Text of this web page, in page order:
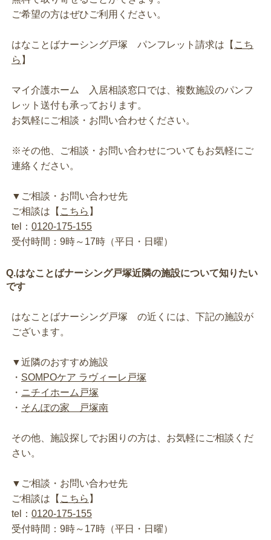
ご希望の方はぜひご利用ください。
はなことばナーシング戸塚 パンフレット請求は【 こち
ら 】
マイ介護ホーム 入居相談窓口では、複数施設のパンフ
レット送付も承っております。
お気軽にご相談・お問い合わせください。
※その他、ご相談・お問い合わせについてもお気軽にご
連絡ください。
▼ご相談・お問い合わせ先
ご相談は【 こちら 】
tel： 0120-175-155
受付時間：9時～17時（平日・日曜）
Q.はなことばナーシング戸塚近隣の施設について知りたい
です
はなことばナーシング戸塚 の近くには、下記の施設が
ございます。
▼近隣のおすすめ施設
・ SOMPOケア ラヴィーレ戸塚
・ ニチイホーム戸塚
・ そんぽの家 戸塚南
その他、施設探しでお困りの方は、お気軽にご相談くだ
さい。
▼ご相談・お問い合わせ先
ご相談は【 こちら 】
tel： 0120-175-155
受付時間：9時～17時（平日・日曜）